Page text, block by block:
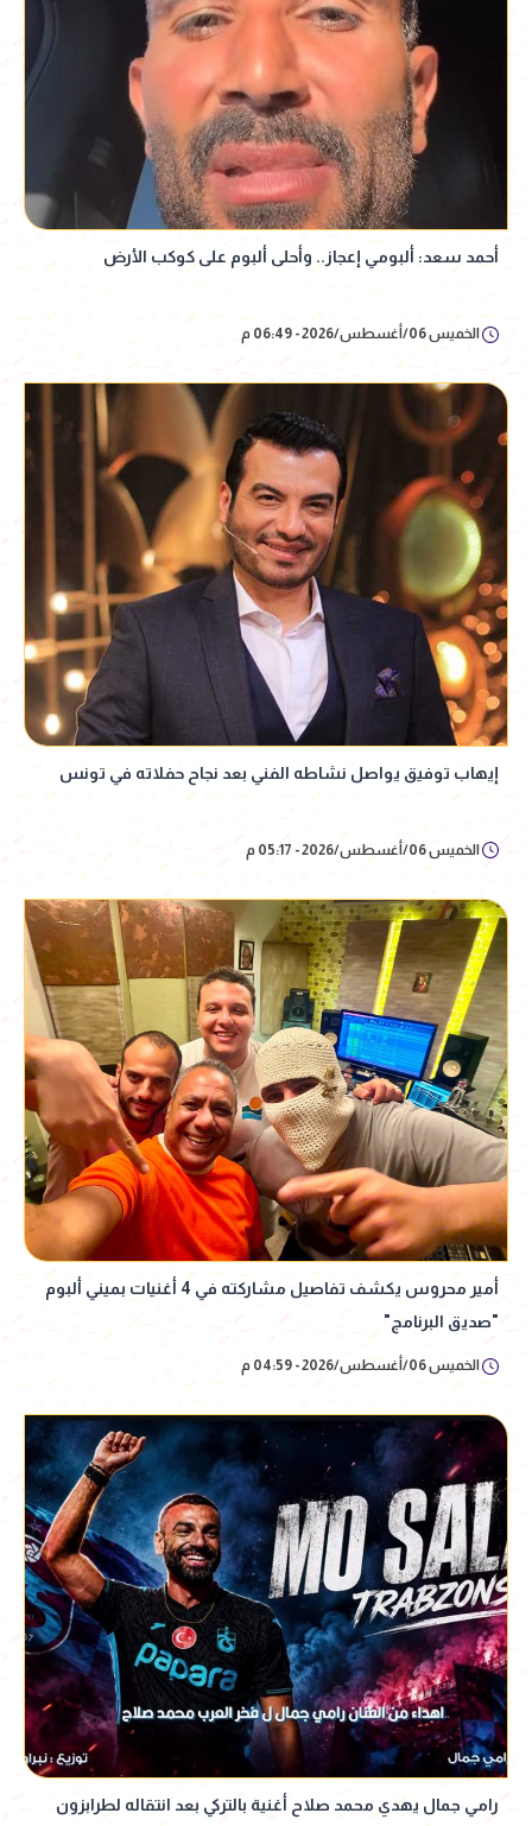
أحمد سعد: ألبومي إعجاز.. وأحلى ألبوم على كوكب الأرض
الخميس 06/أغسطس/2026 - 06:49 م
إيهاب توفيق يواصل نشاطه الفني بعد نجاح حفلاته في تونس
الخميس 06/أغسطس/2026 - 05:17 م
أمير محروس يكشف تفاصيل مشاركته في 4 أغنيات بميني ألبوم
"صديق البرنامج"
الخميس 06/أغسطس/2026 - 04:59 م
رامي جمال يهدي محمد صلاح أغنية بالتركي بعد انتقاله لطرابزون